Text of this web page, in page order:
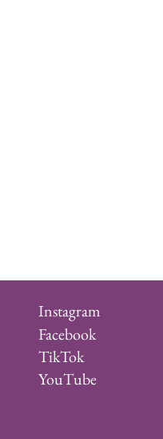
Instagram
Facebook
TikTok
YouTube